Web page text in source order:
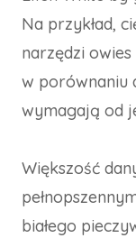
Na przykład,
narzędzi
w porównaniu
wymagają od
Większość
białego